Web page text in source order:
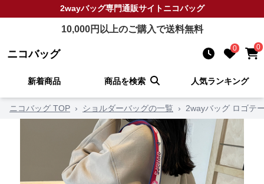
2wayバッグ専門通販サイトニコバッグ
10,000円以上のご購入で送料無料
ニコバッグ 0 0
新着商品 商品を検索 人気ランキング
ニコバッグ TOP › ショルダーバッグの一覧 › 2wayバッグ ロゴテ